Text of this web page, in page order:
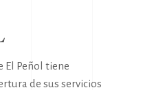
El Peñol tiene
de sus servicios